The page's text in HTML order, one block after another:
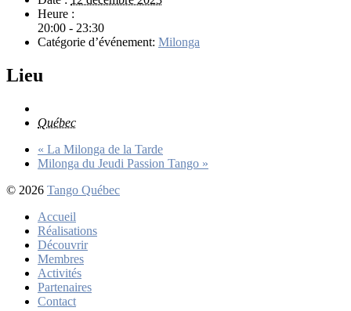
Heure :
20:00 - 23:30
Catégorie d’événement: Milonga
Lieu
Québec
« La Milonga de la Tarde
Milonga du Jeudi Passion Tango »
© 2026 Tango Québec
Accueil
Réalisations
Découvrir
Membres
Activités
Partenaires
Contact